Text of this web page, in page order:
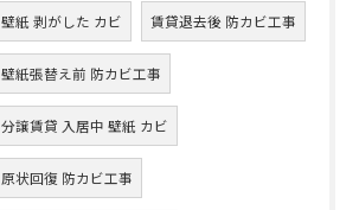
壁紙 剥がした カビ 賃貸退去後 防カビ工事
壁紙張替え前 防カビ工事
分譲賃貸 入居中 壁紙 カビ
原状回復 防カビ工事